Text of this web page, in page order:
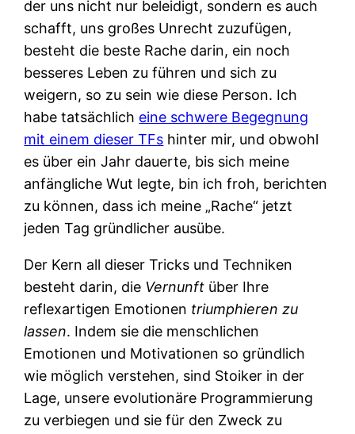
der uns nicht nur beleidigt, sondern es auch
schafft, uns großes Unrecht zuzufügen,
besteht die beste Rache darin, ein noch
besseres Leben zu führen und sich zu
weigern, so zu sein wie diese Person. Ich
habe tatsächlich eine schwere Begegnung
mit einem dieser TFs hinter mir, und obwohl
es über ein Jahr dauerte, bis sich meine
anfängliche Wut legte, bin ich froh, berichten
zu können, dass ich meine „Rache“ jetzt
jeden Tag gründlicher ausübe.
Der Kern all dieser Tricks und Techniken
besteht darin, die Vernunft über Ihre
reflexartigen Emotionen triumphieren zu
lassen. Indem sie die menschlichen
Emotionen und Motivationen so gründlich
wie möglich verstehen, sind Stoiker in der
Lage, unsere evolutionäre Programmierung
zu verbiegen und sie für den Zweck zu